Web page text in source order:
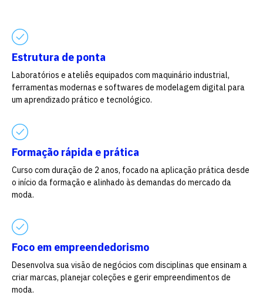
Estrutura de ponta
Laboratórios e ateliês equipados com maquinário industrial,
ferramentas modernas e softwares de modelagem digital para
um aprendizado prático e tecnológico.
Formação rápida e prática
Curso com duração de 2 anos, focado na aplicação prática desde
o início da formação e alinhado às demandas do mercado da
moda.
Foco em empreendedorismo
Desenvolva sua visão de negócios com disciplinas que ensinam a
criar marcas, planejar coleções e gerir empreendimentos de
moda.
Escolha a vaga que você
quer concorrer:
vagas para início de curso